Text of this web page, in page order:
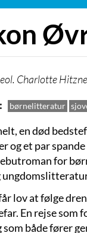
Charlotte
børnelitteratur
en død
og et par
for
lov at følge
En rejse som
som både fører